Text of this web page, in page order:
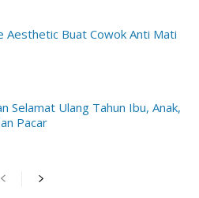
Aesthetic Buat Cowok Anti Mati
Selamat Ulang Tahun Ibu, Anak,
Pacar